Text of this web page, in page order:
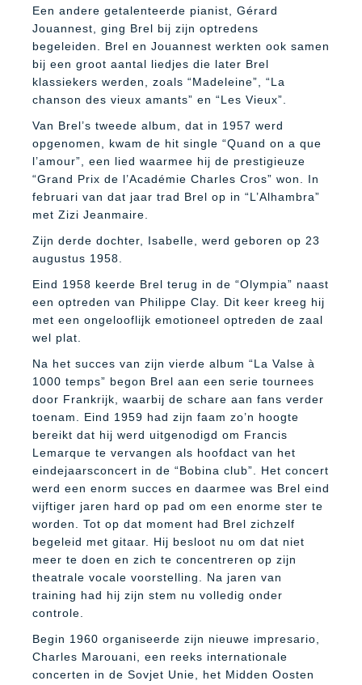
Een andere getalenteerde pianist, Gérard
Jouannest, ging Brel bij zijn optredens
begeleiden. Brel en Jouannest werkten ook samen
bij een groot aantal liedjes die later Brel
klassiekers werden, zoals “Madeleine”, “La
chanson des vieux amants” en “Les Vieux”.
Van Brel’s tweede album, dat in 1957 werd
opgenomen, kwam de hit single “Quand on a que
l’amour”, een lied waarmee hij de prestigieuze
“Grand Prix de l’Académie Charles Cros” won. In
februari van dat jaar trad Brel op in “L’Alhambra”
met Zizi Jeanmaire.
Zijn derde dochter, Isabelle, werd geboren op 23
augustus 1958.
Eind 1958 keerde Brel terug in de “Olympia” naast
een optreden van Philippe Clay. Dit keer kreeg hij
met een ongelooflijk emotioneel optreden de zaal
wel plat.
Na het succes van zijn vierde album “La Valse à
1000 temps” begon Brel aan een serie tournees
door Frankrijk, waarbij de schare aan fans verder
toenam. Eind 1959 had zijn faam zo’n hoogte
bereikt dat hij werd uitgenodigd om Francis
Lemarque te vervangen als hoofdact van het
eindejaarsconcert in de “Bobina club”. Het concert
werd een enorm succes en daarmee was Brel eind
vijftiger jaren hard op pad om een enorme ster te
worden. Tot op dat moment had Brel zichzelf
begeleid met gitaar. Hij besloot nu om dat niet
meer te doen en zich te concentreren op zijn
theatrale vocale voorstelling. Na jaren van
training had hij zijn stem nu volledig onder
controle.
Begin 1960 organiseerde zijn nieuwe impresario,
Charles Marouani, een reeks internationale
concerten in de Sovjet Unie, het Midden Oosten